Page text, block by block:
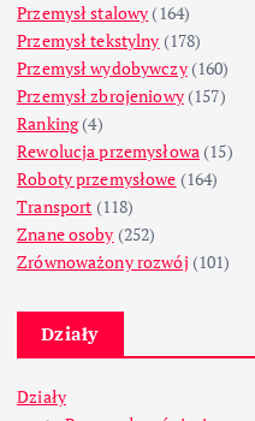
Przemysł stalowy (164)
Przemysł tekstylny (178)
Przemysł wydobywczy(160)
Przemysł zbrojeniowy(157)
Ranking(4)
Rewolucja przemysłowa (15)
Roboty przemysłowe (164)
Transport (118)
Znane osoby (252)
Zrównoważony rozwój (101)
Działy
Działy